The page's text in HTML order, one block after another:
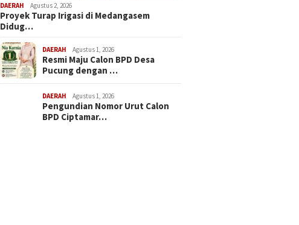
DAERAH Agustus 2, 2026
Proyek Turap Irigasi di Medangasem
Didug…
DAERAH Agustus 1, 2026
Resmi Maju Calon BPD Desa
Pucung dengan …
DAERAH Agustus 1, 2026
Pengundian Nomor Urut Calon
BPD Ciptamar…